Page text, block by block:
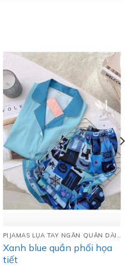
PIJAMAS LỤA TAY NGẮN QUẦN DÀI (TNQD)
Xanh blue quần phối họa
tiết